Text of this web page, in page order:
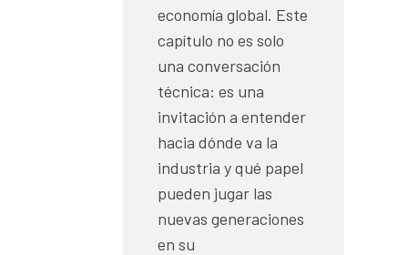
economía global. Este
capítulo no es solo
una conversación
técnica: es una
invitación a entender
hacia dónde va la
industria y qué papel
pueden jugar las
nuevas generaciones
en su